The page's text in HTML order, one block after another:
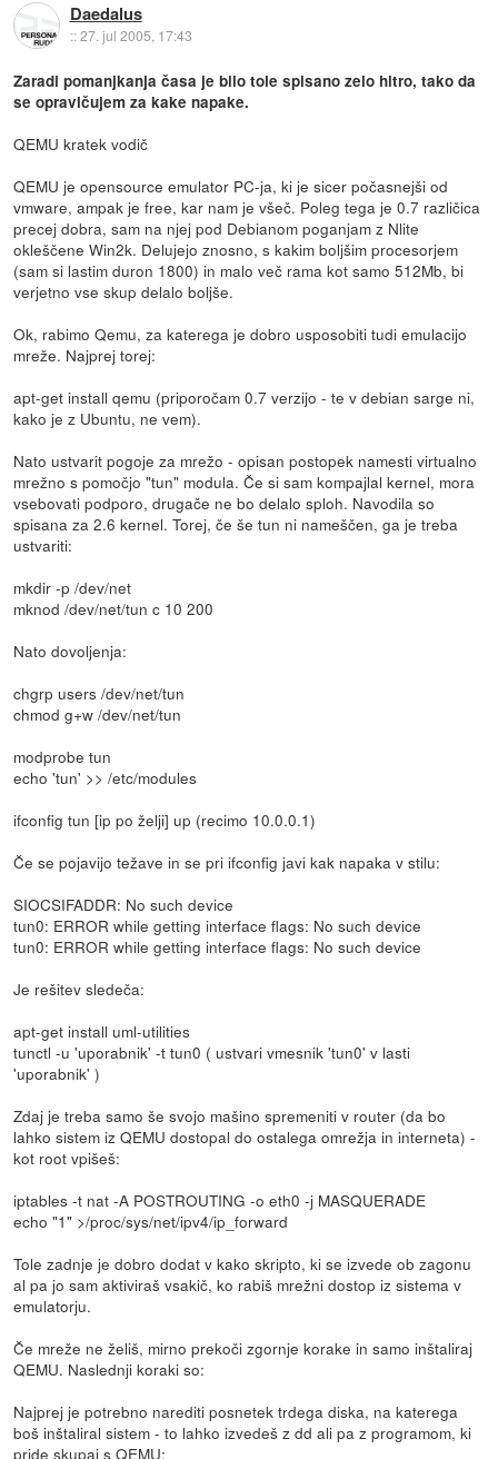
Daedalus
::27. jul 2005, 17:43
Zaradi pomanjkanja časa je bilo tole spisano zelo hitro, tako da
se opravičujem za kake napake.
QEMU kratek vodič
QEMU je opensource emulator PC-ja, ki je sicer počasnejši od
vmware, ampak je free, kar nam je všeč. Poleg tega je 0.7 različica
precej dobra, sam na njej pod Debianom poganjam z Nlite
okleščene Win2k. Delujejo znosno, s kakim boljšim procesorjem
(sam si lastim duron 1800) in malo več rama kot samo 512Mb, bi
verjetno vse skup delalo boljše.
Ok, rabimo Qemu, za katerega je dobro usposobiti tudi emulacijo
mreže. Najprej torej:
apt-get install qemu (priporočam 0.7 verzijo - te v debian sarge ni,
kako je z Ubuntu, ne vem).
Nato ustvarit pogoje za mrežo - opisan postopek namesti virtualno
mrežno s pomočjo "tun" modula. Če si sam kompajlal kernel, mora
vsebovati podporo, drugače ne bo delalo sploh. Navodila so
spisana za 2.6 kernel. Torej, če še tun ni nameščen, ga je treba
ustvariti:
mkdir -p /dev/net
mknod /dev/net/tun c 10 200
Nato dovoljenja:
chgrp users /dev/net/tun
chmod g+w /dev/net/tun
modprobe tun
echo 'tun' >> /etc/modules
ifconfig tun [ip po želji] up (recimo 10.0.0.1)
Če se pojavijo težave in se pri ifconfig javi kak napaka v stilu:
SIOCSIFADDR: No such device
tun0: ERROR while getting interface flags: No such device
tun0: ERROR while getting interface flags: No such device
Je rešitev sledeča:
apt-get install uml-utilities
tunctl -u 'uporabnik' -t tun0 ( ustvari vmesnik 'tun0' v lasti
'uporabnik' )
Zdaj je treba samo še svojo mašino spremeniti v router (da bo
lahko sistem iz QEMU dostopal do ostalega omrežja in interneta) -
kot root vpišeš:
iptables -t nat -A POSTROUTING -o eth0 -j MASQUERADE
echo "1" >/proc/sys/net/ipv4/ip_forward
Tole zadnje je dobro dodat v kako skripto, ki se izvede ob zagonu
al pa jo sam aktiviraš vsakič, ko rabiš mrežni dostop iz sistema v
emulatorju.
Če mreže ne želiš, mirno prekoči zgornje korake in samo inštaliraj
QEMU. Naslednji koraki so:
Najprej je potrebno narediti posnetek trdega diska, na katerega
boš inštaliral sistem - to lahko izvedeš z dd ali pa z programom, ki
pride skupaj s QEMU: